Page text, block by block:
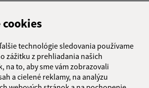
technológie sledovania používame
zážitku z prehliadania našich
na to, aby sme vám zobrazovali
a cielené reklamy, na analýzu